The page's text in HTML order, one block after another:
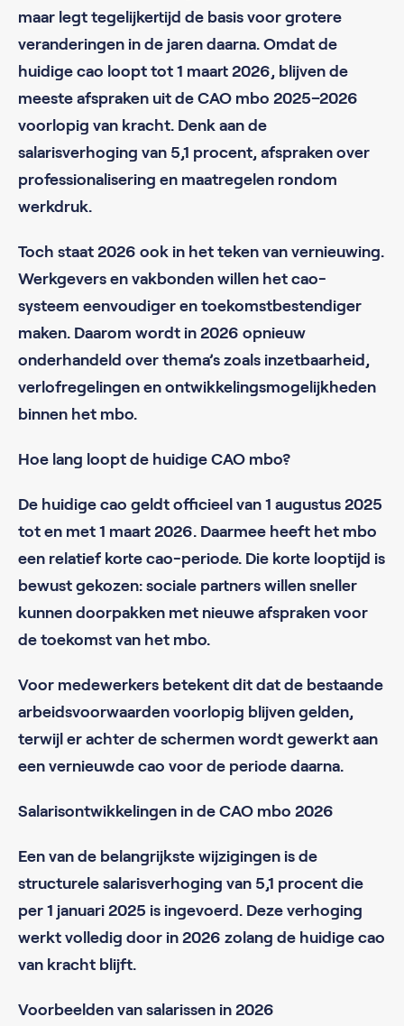
maar legt tegelijkertijd de basis voor grotere
veranderingen in de jaren daarna. Omdat de
huidige cao loopt tot 1 maart 2026, blijven de
meeste afspraken uit de CAO mbo 2025–2026
voorlopig van kracht. Denk aan de
salarisverhoging van 5,1 procent, afspraken over
professionalisering en maatregelen rondom
werkdruk.
Toch staat 2026 ook in het teken van vernieuwing.
Werkgevers en vakbonden willen het cao-
systeem eenvoudiger en toekomstbestendiger
maken. Daarom wordt in 2026 opnieuw
onderhandeld over thema’s zoals inzetbaarheid,
verlofregelingen en ontwikkelingsmogelijkheden
binnen het mbo.
Hoe lang loopt de huidige CAO mbo?
De huidige cao geldt officieel van 1 augustus 2025
tot en met 1 maart 2026. Daarmee heeft het mbo
een relatief korte cao-periode. Die korte looptijd is
bewust gekozen: sociale partners willen sneller
kunnen doorpakken met nieuwe afspraken voor
de toekomst van het mbo.
Voor medewerkers betekent dit dat de bestaande
arbeidsvoorwaarden voorlopig blijven gelden,
terwijl er achter de schermen wordt gewerkt aan
een vernieuwde cao voor de periode daarna.
Salarisontwikkelingen in de CAO mbo 2026
Een van de belangrijkste wijzigingen is de
structurele salarisverhoging van 5,1 procent die
per 1 januari 2025 is ingevoerd. Deze verhoging
werkt volledig door in 2026 zolang de huidige cao
van kracht blijft.
Voorbeelden van salarissen in 2026